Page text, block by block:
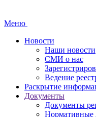
Меню
Новости
Наши новости
СМИ о нас
Ведение
Раскрытие
Документы
Документы
Нормативные